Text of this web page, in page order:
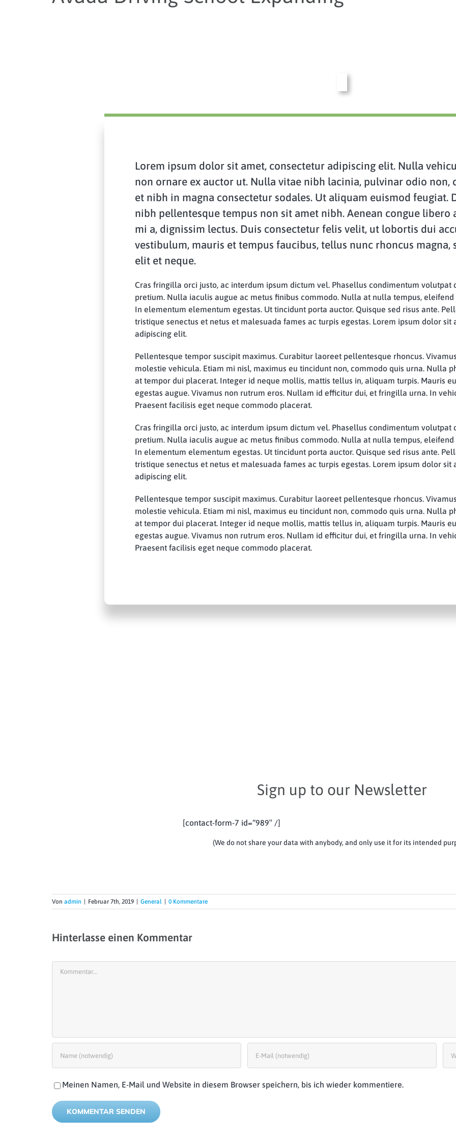
Lorem ipsum dolor sit amet, consectetur adipiscing elit. Nulla
non ornare ex auctor ut. Nulla vitae nibh lacinia, pulvinar odio non,
et nibh in magna consectetur sodales. Ut aliquam euismod feugiat.
nibh pellentesque tempus non sit amet nibh. Aenean congue libero
mi a, dignissim lectus. Duis consectetur felis velit, ut lobortis dui
vestibulum, mauris et tempus faucibus, tellus nunc rhoncus magna,
elit et neque.
Cras fringilla orci justo, ac interdum ipsum dictum vel. Phasellus condimentum volutpat
pretium. Nulla iaculis augue ac metus finibus commodo. Nulla at nulla tempus,
In elementum elementum egestas. Ut tincidunt porta auctor. Quisque sed risus ante.
tristique senectus et netus et malesuada fames ac turpis egestas. Lorem ipsum dolor sit
adipiscing elit.
Pellentesque tempor suscipit maximus. Curabitur laoreet pellentesque rhoncus.
molestie vehicula. Etiam mi nisl, maximus eu tincidunt non, commodo quis urna. Nulla
at tempor dui placerat. Integer id neque mollis, mattis tellus in, aliquam turpis. Mauris
egestas augue. Vivamus non rutrum eros. Nullam id efficitur dui, et fringilla urna. In
Praesent facilisis eget neque commodo placerat.
Cras fringilla orci justo, ac interdum ipsum dictum vel. Phasellus condimentum volutpat
pretium. Nulla iaculis augue ac metus finibus commodo. Nulla at nulla tempus,
In elementum elementum egestas. Ut tincidunt porta auctor. Quisque sed risus ante.
tristique senectus et netus et malesuada fames ac turpis egestas. Lorem ipsum dolor sit
adipiscing elit.
Pellentesque tempor suscipit maximus. Curabitur laoreet pellentesque rhoncus.
molestie vehicula. Etiam mi nisl, maximus eu tincidunt non, commodo quis urna. Nulla
at tempor dui placerat. Integer id neque mollis, mattis tellus in, aliquam turpis. Mauris
egestas augue. Vivamus non rutrum eros. Nullam id efficitur dui, et fringilla urna. In
Praesent facilisis eget neque commodo placerat.
Sign up to our Newsletter
[contact-form-7 id=“989″ /]
(We do not share your data with anybody, and only use it for its intended
Von admin Februar 7th, 2019 General 0 Kommentare
Hinterlasse einen Kommentar
Meinen Namen, E-Mail und Website in diesem Browser speichern, bis ich wieder kommentiere.